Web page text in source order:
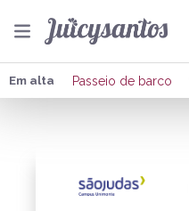
Em alta Passeio de barco